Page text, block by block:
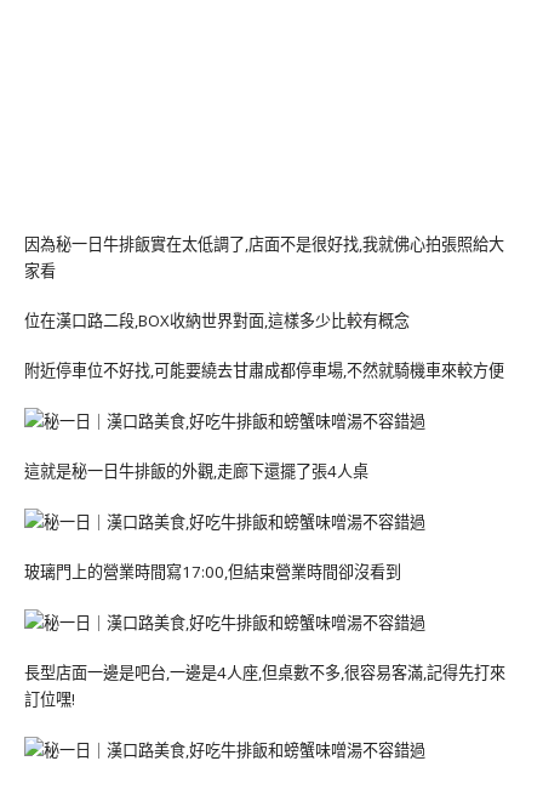
因為秘一日牛排飯實在太低調了,店面不是很好找,我就佛心拍張照給大
家看
位在漢口路二段,BOX收納世界對面,這樣多少比較有概念
附近停車位不好找,可能要繞去甘肅成都停車場,不然就騎機車來較方便
這就是秘一日牛排飯的外觀,走廊下還擺了張4人桌
玻璃門上的營業時間寫17:00,但結束營業時間卻沒看到
長型店面一邊是吧台,一邊是4人座,但桌數不多,很容易客滿,記得先打來
訂位嘿!